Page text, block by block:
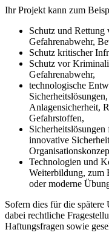
Ihr Projekt kann zum
Schutz und
Gefahrenabwehr,
Schutz kritischer
Schutz vor
Gefahrenabwehr,
technologische
Anlagensicherheit,
Gefahrstoffen,
innovative
Technologien und
Weiterbildung, zum
oder moderne
Sofern dies für die
dabei rechtliche
Haftungsfragen sowie